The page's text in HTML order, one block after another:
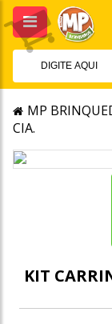
MP
CIA.
KIT